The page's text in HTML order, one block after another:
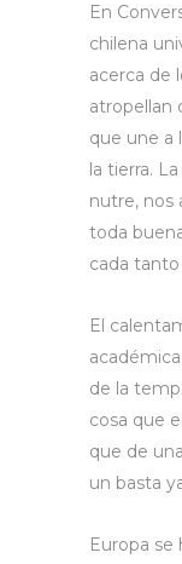
En
chilena
acerca de
atropellan
que une a
la tierra.
nutre, nos
toda
cada tanto
El
de la
cosa que
que de
un basta
Europa se